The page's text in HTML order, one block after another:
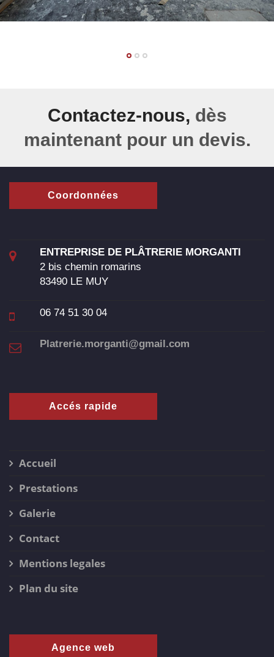
Contactez-nous, dès
maintenant pour un devis.
Coordonnées
ENTREPRISE DE PLÂTRERIE MORGANTI
2 bis chemin romarins
83490 LE MUY
06 74 51 30 04
Platrerie.morganti@gmail.com
Accés rapide
Accueil
Prestations
Galerie
Contact
Mentions legales
Plan du site
Agence web